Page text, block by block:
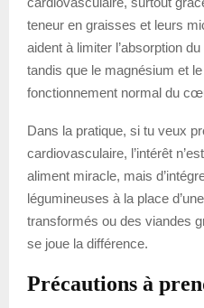
teneur en graisses et leurs
aident à limiter l’absorption
tandis que le magnésium et
fonctionnement normal du
Dans la pratique, si tu veux
cardiovasculaire, l’intérêt
aliment miracle, mais
légumineuses à la place
transformés ou des viandes
se joue la différence.
Précautions à